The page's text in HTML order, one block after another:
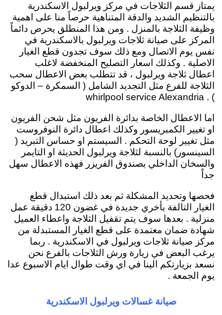
يمتاز قسم الثلاجات في مركز ويرلبول الاسكندرية
بالتنظيم الشديد والدقة المتناهية حرصاً منا على اهمية
وظيفة الثلاجة بالمنزل . ومن هذا المنطلق يحرص دائماً
المركز على صيانة ثلاجات ويرلبول بالاسكندرية في
نفس يوم الاتصال ومع ذلك سوف تجدون قطع الغيار
الاصلية . وكذلك اسعار التصليح المنخفضة لاغلب
اعطال ثلاجة ويرلبول ، قد تتطلب بعض الاعطال سحب
الثلاجة للفرع مثل التجديد الشامل ( السمكرة – الدوكو
) . whirlpool service Alexandria
اما الاعطال الخاصة بدائرة الفريون مثل شحن الفريون
او تغيير الكمبريسور وكذلك اعطال دائرة النوفروست
مثل تغيير لوحة التحكم . السيستم او حساس التبريد (
السينسور) بالنسبة لثلاجة ويرلبول الحديثة او التايمر
والسخان الداخلي بصندوق الفريزر فهذه الاعطال سهل
جداً
فحصها وتحديد المشكلة ثم بعد ذلك استبدال قطع
الغيار التالفة بأخري جديدة في غضون 120 دقيقة عمل
منزلية . بعدها سوف يتم تقفيل الثلاجة واعطاء العميل
شهادة ضمان معتمدة على قطع الغيار المستبدلة من
مركز صيانة ثلاجات ويرلبول في الاسكندرية . ربما
يرغب البعض في زيارة ورش الثلاجات بالفرع نحن
نسعد بزيارتكم الينا في اي وقت طوال ايام الاسبوع عدا
يوم الجمعة .
صيانة غسالات ويرلبول الاسكندرية